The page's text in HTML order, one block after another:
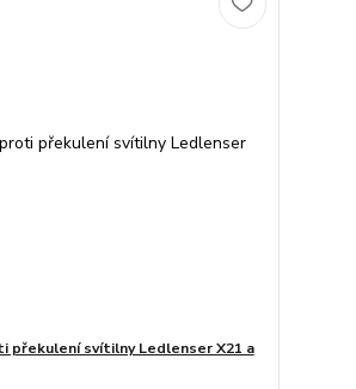
překulení svítilny Ledlenser X21 a